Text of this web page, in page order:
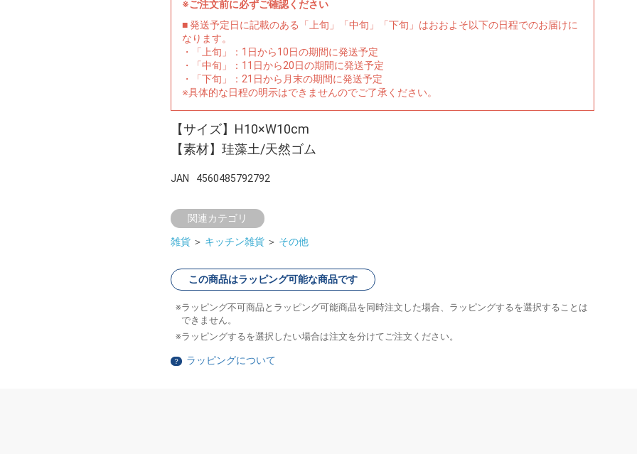
※ご注文前に必ずご確認ください
■ 発送予定日に記載のある「上旬」「中旬」「下旬」はおおよそ以下の日程でのお届けに
なります。
・「上旬」：1日から10日の期間に発送予定
・「中旬」：11日から20日の期間に発送予定
・「下旬」：21日から月末の期間に発送予定
※具体的な日程の明示はできませんのでご了承ください。
【サイズ】H10×W10cm
【素材】珪藻土/天然ゴム
JAN 4560485792792
関連カテゴリ
雑貨 ＞ キッチン雑貨 ＞ その他
この商品はラッピング可能な商品です
ラッピング不可商品とラッピング可能商品を同時注文した場合、ラッピングするを選択することは
できません。
ラッピングするを選択したい場合は注文を分けてご注文ください。
？ ラッピングについて